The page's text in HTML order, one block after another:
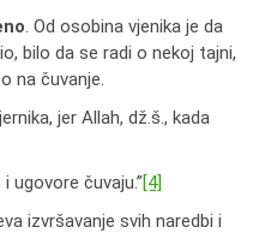
. Od osobina vjenika je da
bilo da se radi o nekoj tajni,
na čuvanje.
jer Allah, dž.š., kada
ugovore čuvaju.”[4]
izvršavanje svih naredbi i